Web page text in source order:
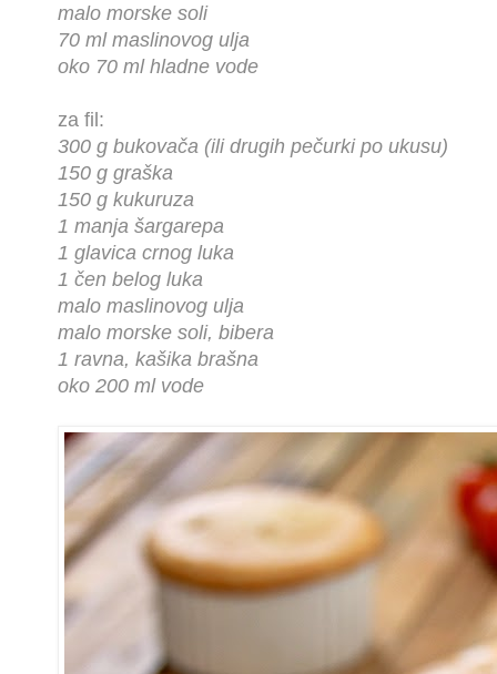
malo morske soli
70 ml maslinovog ulja
oko 70 ml hladne vode
za fil:
300 g bukovača (ili drugih pečurki po ukusu)
150 g graška
150 g kukuruza
1 manja šargarepa
1 glavica crnog luka
1 čen belog luka
malo maslinovog ulja
malo morske soli, bibera
1 ravna, kašika brašna
oko 200 ml vode